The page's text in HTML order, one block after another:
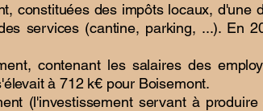
constituées des impôts locaux, d'une
services (cantine, parking, ...). En
contenant les salaires des
à 712 k€ pour Boisemont.
(l'investissement servant à